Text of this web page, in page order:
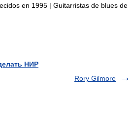
en 1995 | Guitarristas de blues de
НИР
Rory Gilmore